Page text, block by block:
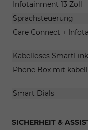
Infotainment 13 Zoll
Sprachsteuerung
Care Connect +
Kabelloses SmartLink
Phone Box mit
Smart Dials
SICHERHEIT &